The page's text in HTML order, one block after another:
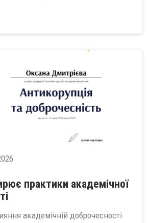
практики академічної
академічній доброчесності